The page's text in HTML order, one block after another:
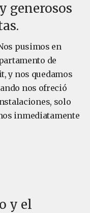
generosos
pusimos en
de
y nos quedamos
nos ofreció
solo
inmediatamente
y el